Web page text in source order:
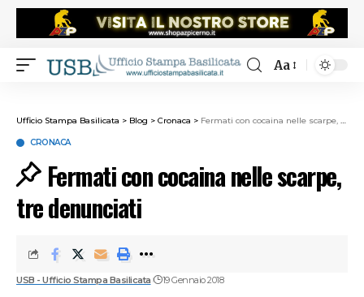
Aa
Ufficio Stampa Basilicata > Blog > Cronaca > Fermati con cocaina nelle scarpe, tre denunciati
CRONACA
Fermati con cocaina nelle scarpe,
tre denunciati
USB - Ufficio Stampa Basilicata 19 Gennaio 2018